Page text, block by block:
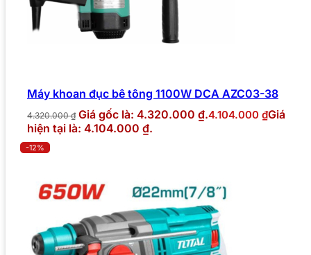
Máy khoan đục bê tông 1100W DCA AZC03-38
4.320.000₫ Giá gốc là: 4.320.000 ₫.4.104.000 ₫Giá
hiện tại là: 4.104.000 ₫.
-12%